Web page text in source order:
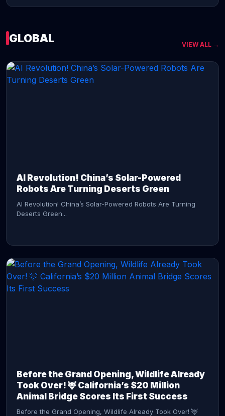
GLOBAL VIEW ALL →
AI Revolution! China’s Solar-Powered
Robots Are Turning Deserts Green
AI Revolution! China’s Solar-Powered Robots Are Turning
Deserts Green...
Before the Grand Opening, Wildlife Already
Took Over! 🦌 California’s $20 Million
Animal Bridge Scores Its First Success
Before the Grand Opening, Wildlife Already Took Over! 🦌